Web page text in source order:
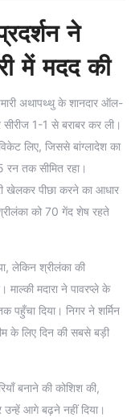
ने
में मदद की
अथापथ्थु के शानदार ऑल-
1-1 से बराबर कर ली।
लिए, जिससे बांग्लादेश का
रन तक सीमित रहा।
खेलकर पीछा करने का आधार
को 70 गेंद शेष रहते
लेकिन श्रीलंका की
मदारा ने पावरप्ले के
पहुँचा दिया। निगर ने शर्मिन
के लिए दिन की सबसे बड़ी
बनाने की कोशिश की,
आगे बढ़ने नहीं दिया।